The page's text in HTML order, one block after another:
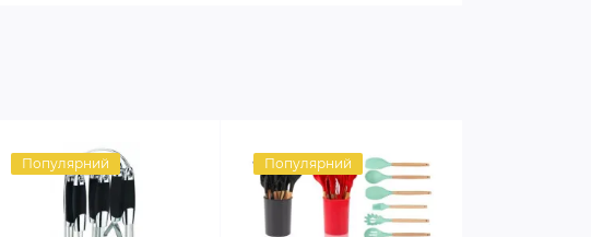
Популярний Популярний